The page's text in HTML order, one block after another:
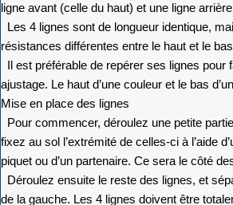
ligne avant (celle du haut) et une ligne
Les 4 lignes sont de longueur identique,
résistances différentes entre le haut et le
Il est préférable de repérer ses lignes pour
ajustage. Le haut d’une couleur et le bas
Mise en place des lignes
Pour commencer, déroulez une petite
fixez au sol l’extrémité de celles-ci à l’aide
piquet ou d’un partenaire. Ce sera le côté
Déroulez ensuite le reste des lignes, et
de la gauche. Les 4 lignes doivent être